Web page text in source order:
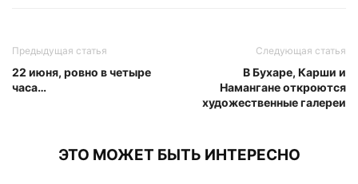
Предыдущая статья
22 июня, ровно в четыре
часа…
Следующая статья
В Бухаре, Карши и
Намангане откроются
художественные галереи
ЭТО МОЖЕТ БЫТЬ ИНТЕРЕСНО